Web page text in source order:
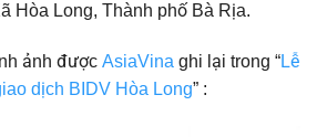
Hòa Long, Thành phố Bà Rịa.
ảnh được AsiaVina ghi lại trong “Lễ
dịch BIDV Hòa Long” :